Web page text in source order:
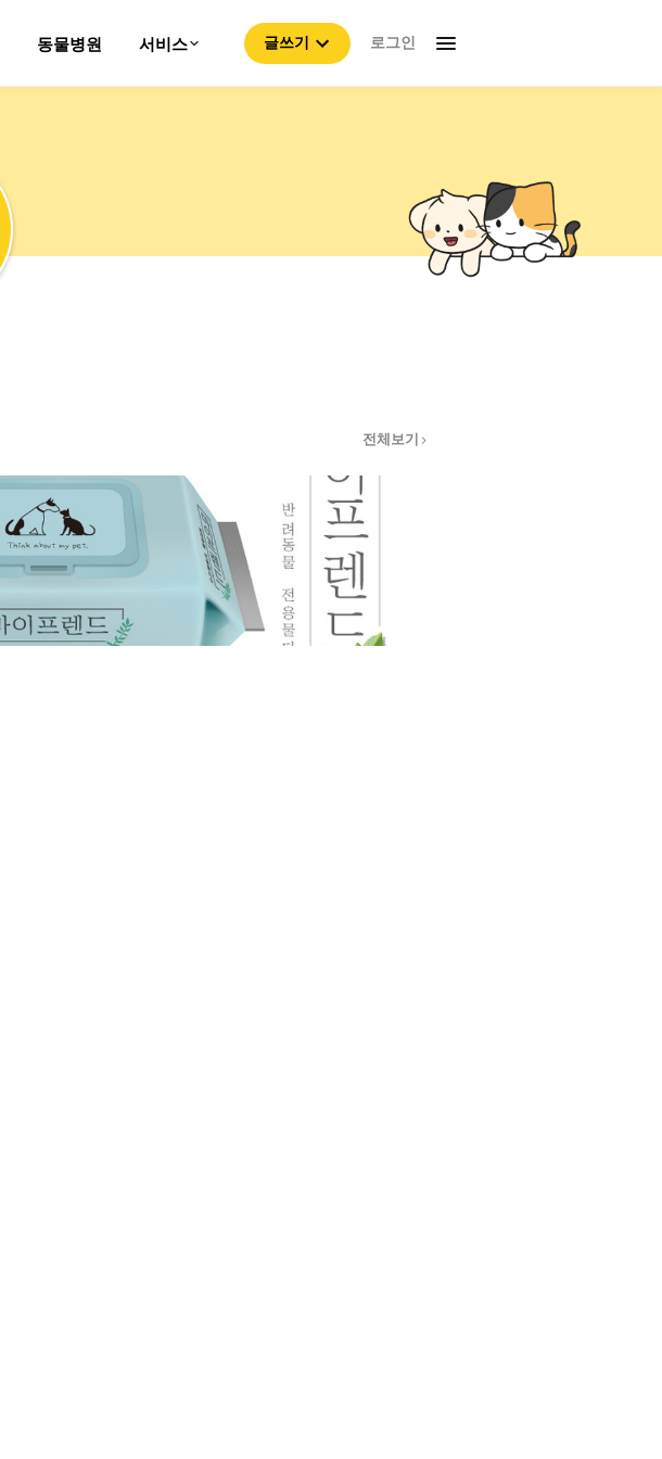
동물병원 서비스 글쓰기 로그인
전체보기